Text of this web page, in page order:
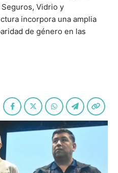
Vidrio y
incorpora una amplia
de género en las